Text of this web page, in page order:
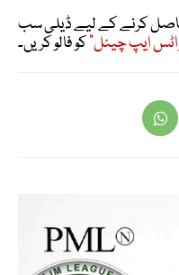
کرنے کے لیے ڈیلی سب
ایپ چینل"کو فالو کریں۔